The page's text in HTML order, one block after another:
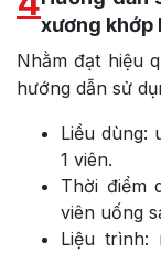
xương khớp
Nhằm đạt hiệu
hướng dẫn sử
Liều dùng:
1 viên.
Thời điểm
viên uống
Liệu trình: